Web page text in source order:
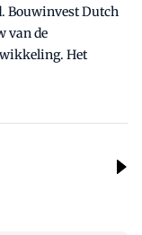
Bouwinvest Dutch
van de
Het